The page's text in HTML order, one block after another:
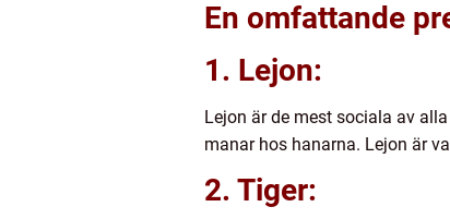
En omfattande
1. Lejon:
Lejon är de mest sociala av
manar hos hanarna. Lejon är
2. Tiger: